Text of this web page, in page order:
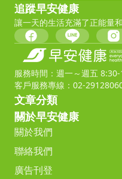
追蹤早安健康
讓一天的生活充滿了正能量
服務時間：週一～週五
客戶服務專線：02-
文章分類
關於早安健康
關於我們
聯絡我們
廣告刊登